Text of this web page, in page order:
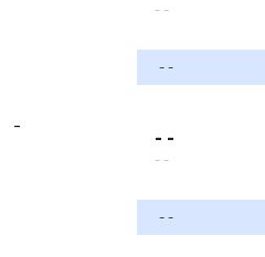
- -
- -
-
- -
- -
- -